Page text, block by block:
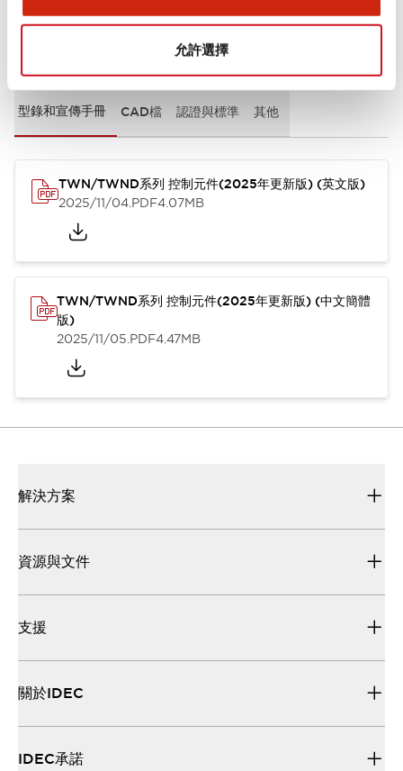
允許選擇
型錄和宣傳手冊 CAD檔 認證與標準 其他
TWN/TWND系列 控制元件(2025年更新版) (英文版)
2025/11/04.PDF4.07MB
TWN/TWND系列 控制元件(2025年更新版) (中文簡體
版)
2025/11/05.PDF4.47MB
解決方案
資源與文件
支援
關於IDEC
IDEC承諾